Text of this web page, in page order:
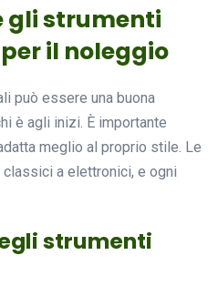
gli strumenti
il noleggio
può essere una buona
è agli inizi. È importante
meglio al proprio stile. Le
a elettronici, e ogni
strumenti